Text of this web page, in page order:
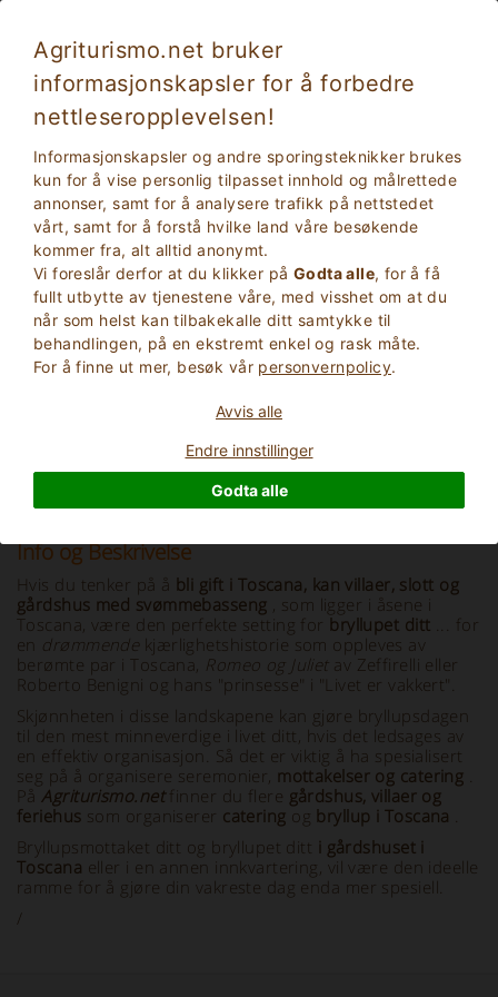
Agriturismo.net bruker
informasjonskapsler for å forbedre
nettleseropplevelsen!
Informasjonskapsler og andre sporingsteknikker brukes
kun for å vise personlig tilpasset innhold og målrettede
annonser, samt for å analysere trafikk på nettstedet
vårt, samt for å forstå hvilke land våre besøkende
kommer fra, alt alltid anonymt.
Vi foreslår derfor at du klikker på Godta alle, for å få
fullt utbytte av tjenestene våre, med visshet om at du
når som helst kan tilbakekalle ditt samtykke til
behandlingen, på en ekstremt enkel og rask måte.
For å finne ut mer, besøk vår personvernpolicy.
Avvis alle
Endre innstillinger
Godta alle
Bryllup i gårdshuset i Toscana
2Voksne
0 Barn SØK
Info og Beskrivelse
Hvis du tenker på å bli gift i Toscana, kan villaer, slott og
gårdshus med svømmebasseng , som ligger i åsene i
Toscana, være den perfekte setting for bryllupet ditt ... for
en drømmende kjærlighetshistorie som oppleves av
berømte par i Toscana, Romeo og Juliet av Zeffirelli eller
Roberto Benigni og hans "prinsesse" i "Livet er vakkert".
Skjønnheten i disse landskapene kan gjøre bryllupsdagen
til den mest minneverdige i livet ditt, hvis det ledsages av
en effektiv organisasjon. Så det er viktig å ha spesialisert
seg på å organisere seremonier, mottakelser og catering .
PåAgriturismo.netfinner du flere gårdshus, villaer og
feriehus som organiserer catering og bryllup i Toscana .
Bryllupsmottaket ditt og bryllupet ditt i gårdshuset i
Toscana eller i en annen innkvartering, vil være den ideelle
ramme for å gjøre din vakreste dag enda mer spesiell.
/